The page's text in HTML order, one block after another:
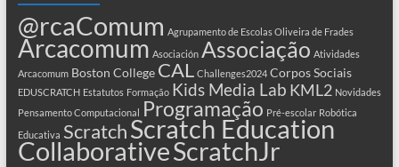
@rcaComum Agrupamento de Escolas Oliveira de Frades
Arcacomum Asociación Associação Atividades
Arcacomum Boston College CAL Challenges2024 Corpos Sociais
EDUSCRATCH Estatutos Formação Kids Media Lab KML2 Novidades
Pensamento Computacional Programação Pré-escolar Robótica
Educativa ScratchScratch Education
CollaborativeScratchJr